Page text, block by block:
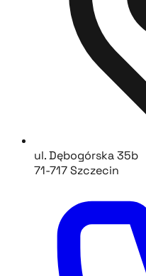
ul. Dębogórska 35b
71-717 Szczecin